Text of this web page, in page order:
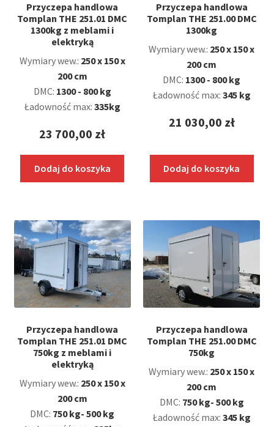
Przyczepa handlowa
Tomplan THE 251.01 DMC
1300kg z meblami i
elektryką
Wymiary wew.: 250 x 150 x
200 cm
DMC: 1300 - 800 kg
Ładowność max: 335kg
23 700,00 zł
Dodaj do koszyka
Przyczepa handlowa
Tomplan THE 251.00 DMC
1300kg
Wymiary wew.: 250 x 150 x
200 cm
DMC: 1300 - 800 kg
Ładowność max: 345 kg
21 030,00 zł
Dodaj do koszyka
Przyczepa handlowa
Tomplan THE 251.01 DMC
750kg z meblami i
elektryką
Wymiary wew.: 250 x 150 x
200 cm
DMC: 750 kg- 500 kg
Przyczepa handlowa
Tomplan THE 251.00 DMC
750kg
Wymiary wew.: 250 x 150 x
200 cm
DMC: 750 kg- 500 kg
Ładowność max: 345 kg